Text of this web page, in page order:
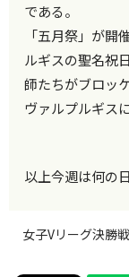
である。
「五月祭」が
ルギスの聖名祝
師たちがブロッ
ヴァルプルギス
以上今週は何の
女子Vリーグ決勝